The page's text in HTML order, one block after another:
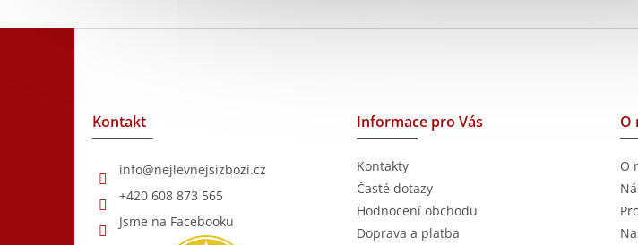
Kontakt
info@nejlevnejsizbozi.cz
+420 608 873 565
Jsme na Facebooku
Informace pro Vás
Kontakty
Časté dotazy
Hodnocení obchodu
Doprava a platba
O
O